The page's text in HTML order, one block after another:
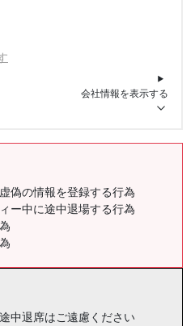
会社情報を表示する
偽の情報を登録する行為
ー中に途中退場する行為
中退席はご遠慮ください